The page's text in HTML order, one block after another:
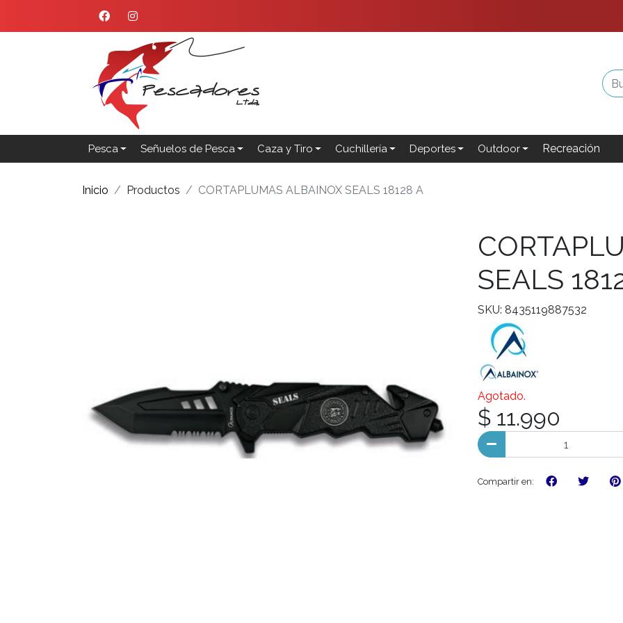
Pesca Señuelos de Pesca Caza y Tiro Cuchillería Deportes Outdoor Recreación
Inicio Productos CORTAPLUMAS ALBAINOX SEALS 18128 A
SEALS
SKU: 8435119887532
Agotado.
$ 11.990
Compartir en: